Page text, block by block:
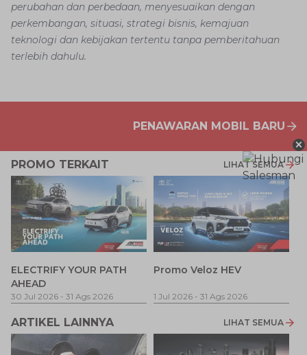
perubahan dan perbedaan, menyesuaikan dengan
perkembangan, situasi, strategi bisnis, kemajuan
teknologi dan kebijakan tertentu tanpa pemberitahuan
terlebih dahulu.
PENAWARAN MOBIL BARU
PROMO TERKAIT LIHAT SEMUA
ELECTRIFY YOUR PATH
AHEAD
30 Jul 2026 - 31 Ags 2026
Promo Veloz HEV
1 Jul 2026 - 31 Ags 2026
ARTIKEL LAINNYA LIHAT SEMUA
×